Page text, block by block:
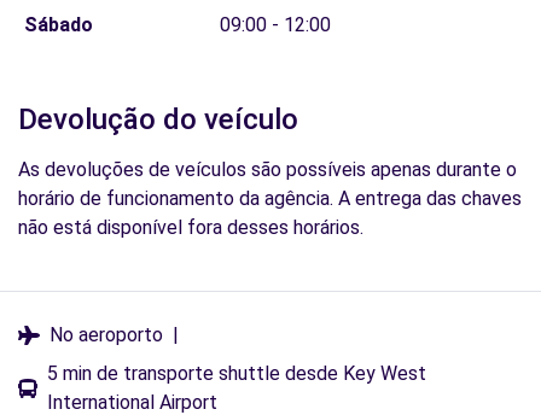
Sábado
09:00 - 12:00
Devolução do veículo
As devoluções de veículos são possíveis apenas durante o
horário de funcionamento da agência. A entrega das chaves
não está disponível fora desses horários.
No aeroporto |
5 min de transporte shuttle desde Key West
International Airport